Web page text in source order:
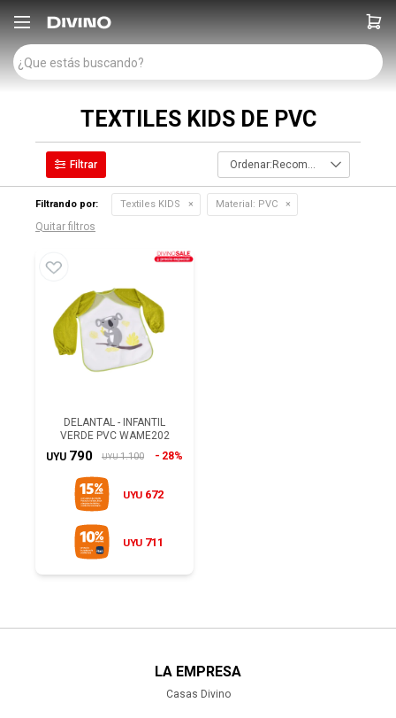

TEXTILES KIDS DE PVC
Recomendados
Filtrando por: Textiles KIDS Material: PVC
Quitar filtros
DELANTAL - INFANTIL
VERDE PVC WAME202
UYU 790 UYU 1.100 28%
UYU 672
UYU 711
LA EMPRESA
Casas Divino